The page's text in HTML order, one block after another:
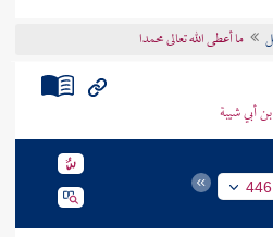
ما أعطى الله تعالى محمدا
أبي شيبة
446